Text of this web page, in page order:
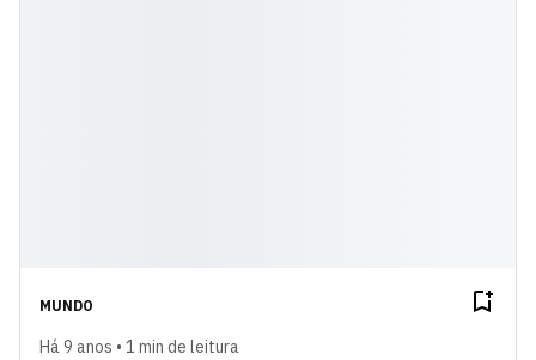
MUNDO
Há 9 anos • 1 min de leitura